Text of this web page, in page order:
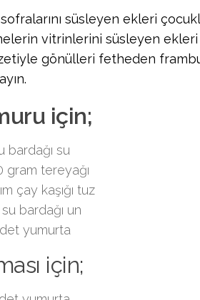
süsleyen ekleri
vitrinlerini süsleyen
gönülleri fetheden
için;
bardağı su
gram tereyağı
çay kaşığı tuz
su bardağı un
yumurta
için;